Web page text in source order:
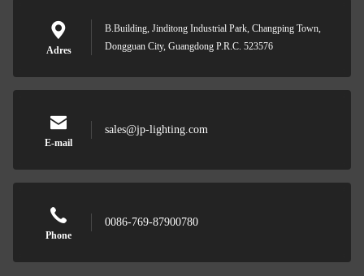
Adres
B.Building, Jinditong Industrial Park, Changping Town,
Dongguan City, Guangdong P.R.C. 523576
E-mail
sales@jp-lighting.com
Phone
0086-769-87900780